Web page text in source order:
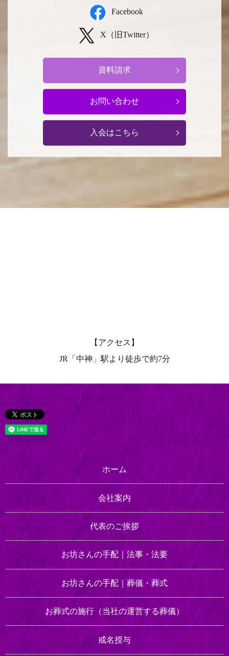
Facebook
X（旧Twitter）
資料請求
お問い合わせ
入会はこちら
【アクセス】
JR「中神」駅より徒歩で約7分
ホーム
会社案内
代表のご挨拶
お坊さんの手配｜法事・法要
お坊さんの手配｜ 葬儀・葬式
お葬式の施行（当社の運営する葬儀）
戒名授与